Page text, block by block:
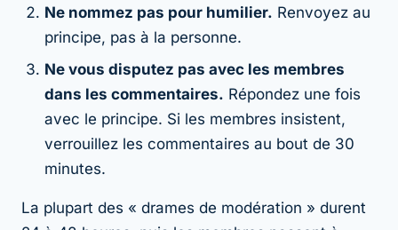
Ne nommez pas pour humilier. Renvoyez au
principe, pas à la personne.
Ne vous disputez pas avec les membres
dans les commentaires. Répondez une fois
avec le principe. Si les membres insistent,
verrouillez les commentaires au bout de 30
minutes.
La plupart des « drames de modération » durent